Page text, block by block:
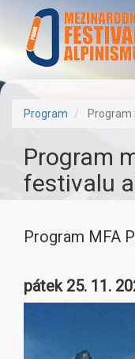
hlavnímu
obsahu
Program
Program
festivalu
Program MFA
pátek 25. 11.